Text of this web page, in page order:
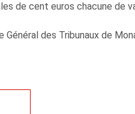
de cent euros chacune de
des Tribunaux de